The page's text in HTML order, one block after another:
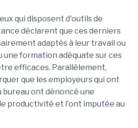
qui disposent d'outils de
déclarent que ces derniers
adaptés à leur travail ou
une formation adéquate sur ces
efficaces. Parallèlement,
que les employeurs qui ont
bureau ont dénoncé une
productivité et l'ont imputée au